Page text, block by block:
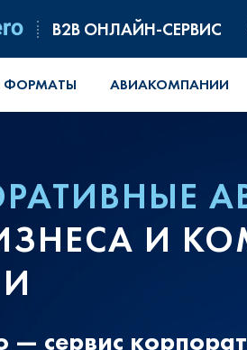
B2B ОНЛАЙН-СЕРВИС
ФОРМАТЫ АВИАКОМПАНИИ
И
— сервис